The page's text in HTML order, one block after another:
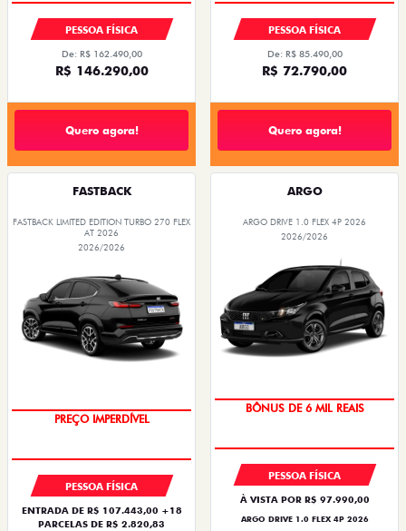
PESSOA FÍSICA
De: R$ 162.490,00
R$ 146.290,00
Quero agora!
PESSOA FÍSICA
De: R$ 85.490,00
R$ 72.790,00
Quero agora!
FASTBACK
FASTBACK LIMITED EDITION TURBO 270 FLEX
AT 2026
2026/2026
PREÇO IMPERDÍVEL
PESSOA FÍSICA
ENTRADA DE R$ 107.443,00 +18
PARCELAS DE R$ 2.820,83
ARGO
ARGO DRIVE 1.0 FLEX 4P 2026
2026/2026
BÔNUS DE 6 MIL REAIS
PESSOA FÍSICA
À VISTA POR R$ 97.990,00
ARGO DRIVE 1.0 FLEX 4P 2026